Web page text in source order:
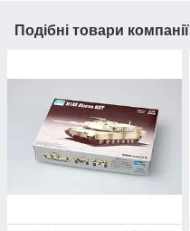
Подібні товари компанії